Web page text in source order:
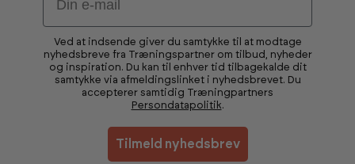
Ved at indsende giver du samtykke til at modtage
nyhedsbreve fra Træningspartner om tilbud, nyheder
og inspiration. Du kan til enhver tid tilbagekalde dit
samtykke via afmeldingslinket i nyhedsbrevet. Du
accepterer samtidig Træningpartners
Persondatapolitik.
Tilmeld nyhedsbrev